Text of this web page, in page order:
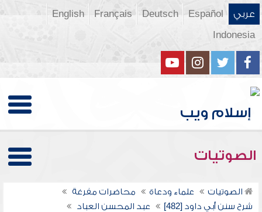
عربي Español
Deutsch
Français
English
Indonesia
الصوتيات
الصوتيات علماء ودعاة
محاضرات مفرغة
شرح سنن أبي داود [482]
عبد المحسن العباد